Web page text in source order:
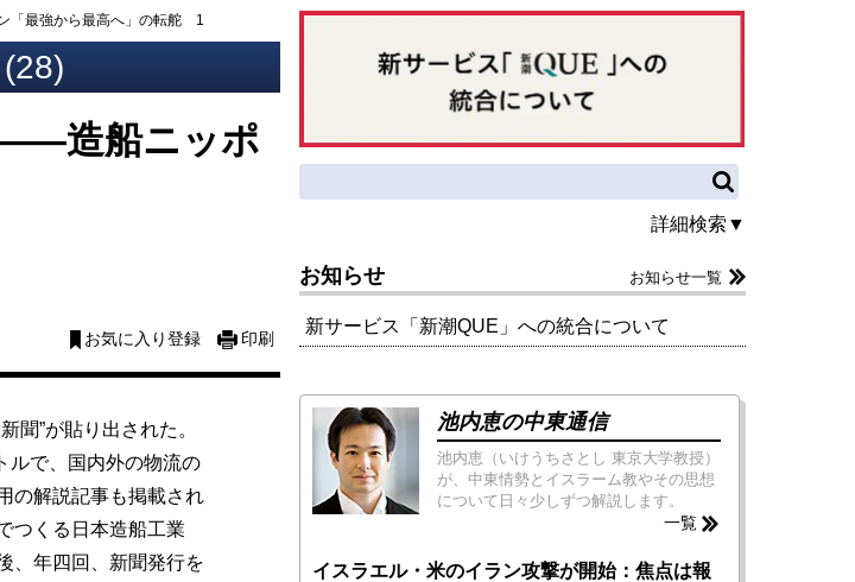
「最強から最高へ」の転舵 1
――造船ニッポ
お気に入り登録 印刷
聞”が貼り出された。
ルで、国内外の物流の
の解説記事も掲載され
つくる日本造船工業
、年四回、新聞発行を
詳細検索▼
お知らせ お知らせ一覧
新サービス「新潮QUE」への統合について
池内恵の中東通信
池内恵（いけうちさとし 東京大学教授）
が、中東情勢とイスラーム教やその思想
について日々少しずつ解説します。
一覧
イスラエル・米のイラン攻撃が開始：焦点は報